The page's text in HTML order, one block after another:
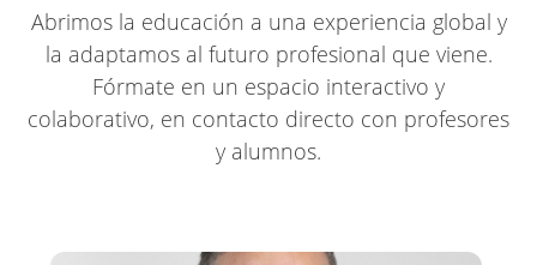
Abrimos la educación a una experiencia global y
la adaptamos al futuro profesional que viene.
Fórmate en un espacio interactivo y
colaborativo, en contacto directo con profesores
y alumnos.